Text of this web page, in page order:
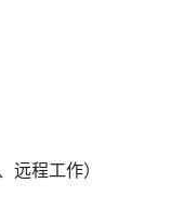
远程工作）